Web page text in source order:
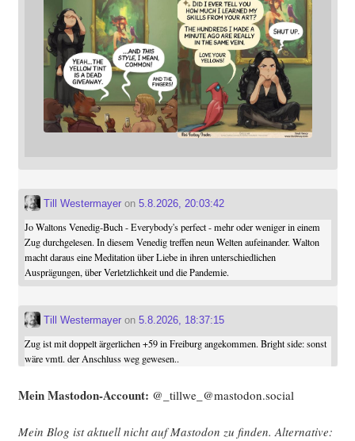
Till Westermayeron 5.8.2026, 20:03:42
Jo Waltons Venedig-Buch - Everybody's perfect - mehr oder weniger in einem
Zug durchgelesen. In diesem Venedig treffen neun Welten aufeinander. Walton
macht daraus eine Meditation über Liebe in ihren unterschiedlichen
Ausprägungen, über Verletzlichkeit und die Pandemie.
Till Westermayeron 5.8.2026, 18:37:15
Zug ist mit doppelt ärgerlichen +59 in Freiburg angekommen. Bright side: sonst
wäre vmtl. der Anschluss weg gewesen..
Mein Mast­o­don-Account: @_tillwe_@mastodon.social
Mein Blog ist aktu­ell nicht auf Mast­o­don zu fin­den. Alter­na­ti­ve: